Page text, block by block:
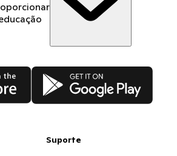
Google Play
Suporte